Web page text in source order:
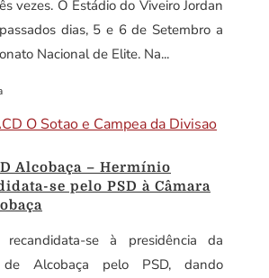
vezes. O Estádio do Viveiro Jordan
dias, 5 e 6 de Setembro a
Nacional de Elite. Na...
Alcobaça – Hermínio
se pelo PSD à Câmara
recandidata-se à presidência da
de Alcobaça pelo PSD, dando